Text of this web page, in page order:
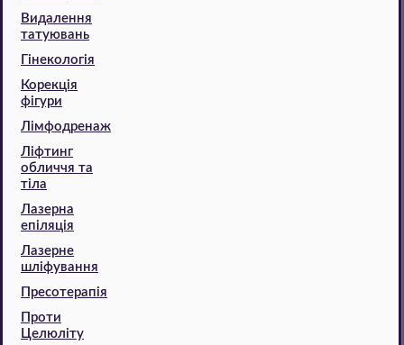
Видалення
татуювань
Гінекологія
Корекція
фігури
Лімфодренаж
Ліфтинг
обличчя та
тіла
Лазерна
епіляція
Лазерне
шліфування
Пресотерапія
Проти
Целюліту